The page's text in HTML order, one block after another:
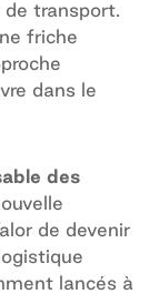
transport.
friche
dans le
des
de devenir
lancés à